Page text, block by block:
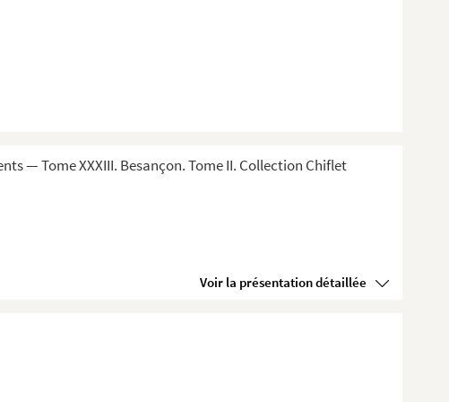
— Tome XXXIII. Besançon. Tome II. Collection Chiflet
Voir la présentation détaillée